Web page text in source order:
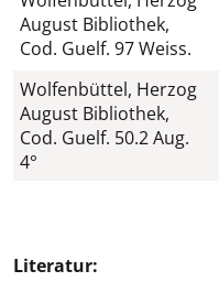
August Bibliothek,
Cod. Guelf. 97 Weiss.
Wolfenbüttel, Herzog
August Bibliothek,
Cod. Guelf. 50.2 Aug.
4°
Literatur: